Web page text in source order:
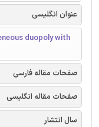
عنوان انگلیسی
duopoly with
صفحات مقاله فارسی
صفحات مقاله انگلیسی
سال انتشار